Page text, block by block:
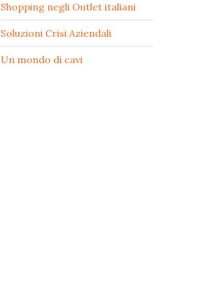
Shopping negli Outlet italiani
Soluzioni Crisi Aziendali
Un mondo di cavi